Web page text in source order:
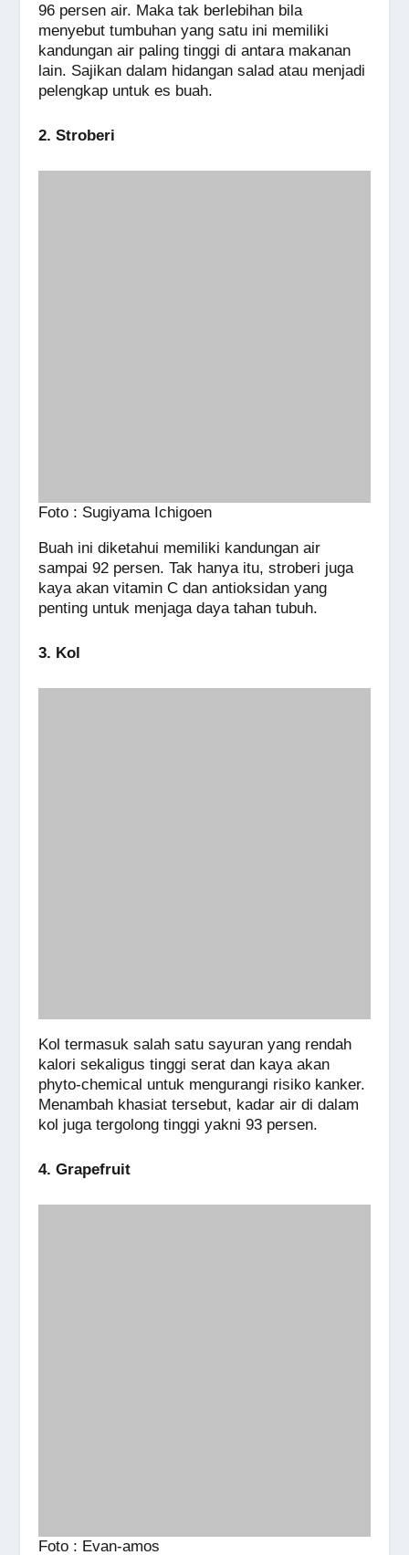
96 persen air. Maka tak berlebihan bila
menyebut tumbuhan yang satu ini memiliki
kandungan air paling tinggi di antara makanan
lain. Sajikan dalam hidangan salad atau menjadi
pelengkap untuk es buah.
2. Stroberi
Foto : Sugiyama Ichigoen
Buah ini diketahui memiliki kandungan air
sampai 92 persen. Tak hanya itu, stroberi juga
kaya akan vitamin C dan antioksidan yang
penting untuk menjaga daya tahan tubuh.
3. Kol
Kol termasuk salah satu sayuran yang rendah
kalori sekaligus tinggi serat dan kaya akan
phyto-chemical untuk mengurangi risiko kanker.
Menambah khasiat tersebut, kadar air di dalam
kol juga tergolong tinggi yakni 93 persen.
4. Grapefruit
Foto : Evan-amos